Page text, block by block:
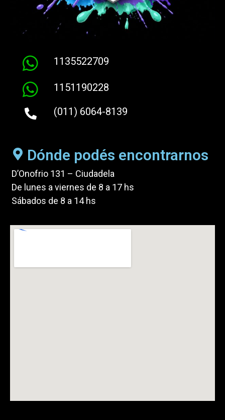
1135522709
1151190228
(011) 6064-8139
Dónde podés encontrarnos
D’Onofrio 131 – Ciudadela
De lunes a viernes de 8 a 17 hs
Sábados de 8 a 14 hs